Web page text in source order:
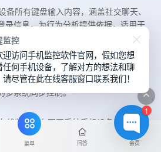
备所有键盘输入内容，涵盖社交聊天、
录信息，为行为分析提供依据，适用于
护等多种场景。
全面支持iOS、Android、鸿蒙系统之间
为、iPhone、小米、OPPO、vivo、三
多系统同步控制。
线监控多台不同系统手机设备，用户可
实现多设备数据集中管理，适用于家庭
控需求。
菜单 问答 会员
1
监控
迎访问手机监控软件官网，假如您想
任何手机设备，了解对方的想法和聊
尽管在此在线客服窗口联系我们！